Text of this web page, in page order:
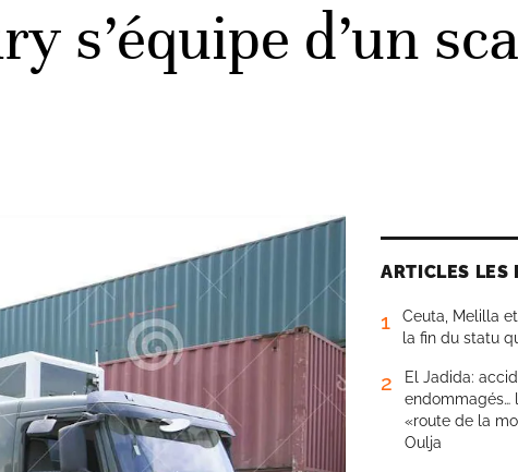
s’équipe d’un
ARTICLES LES
1
Ceuta, Melilla
la fin du statu
2
El Jadida:
endommagés…
«route de la
Oulja